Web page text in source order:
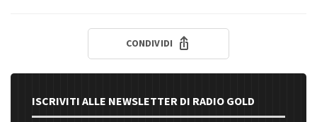
CONDIVIDI
ISCRIVITI ALLE NEWSLETTER DI RADIO GOLD